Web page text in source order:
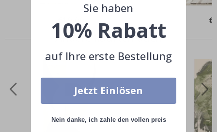
Price
Andere kauften auch
Sie haben
10% Rabatt
auf Ihre erste Bestellung
Jetzt Einlösen
Nein danke, ich zahle den vollen preis